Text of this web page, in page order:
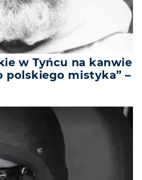
w Tyńcu na kanwie
polskiego mistyka” –